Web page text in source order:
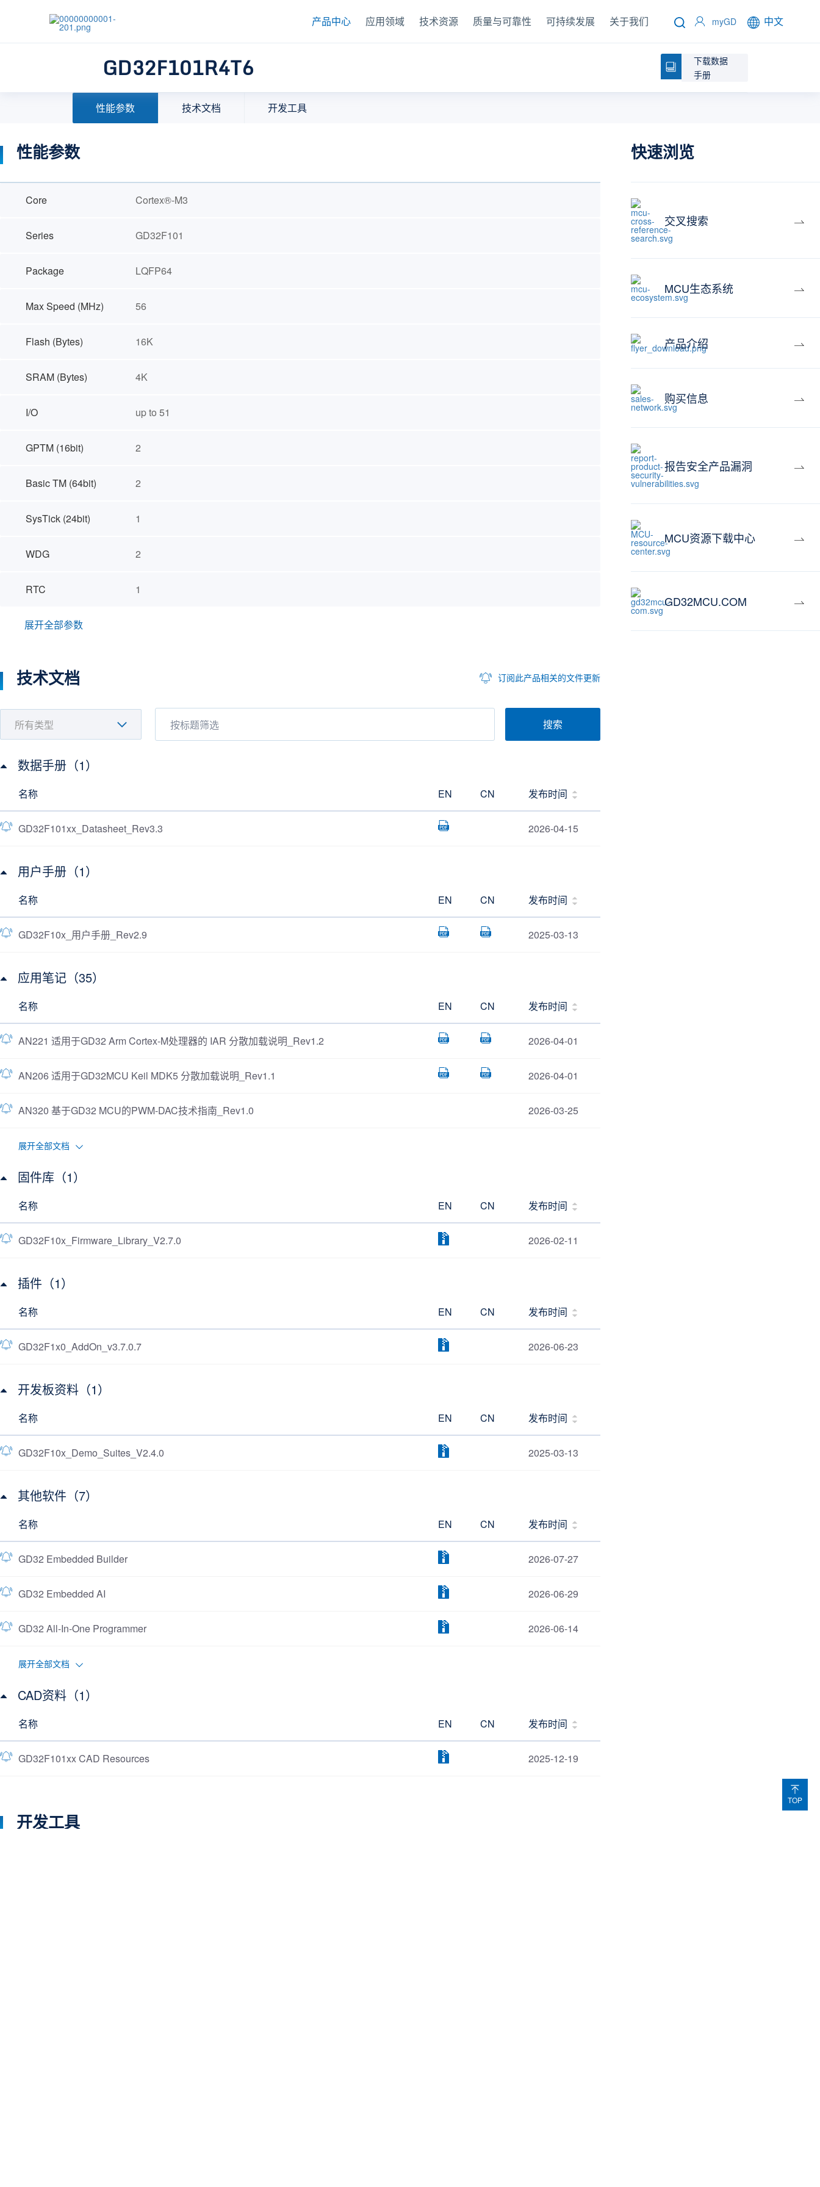
产品中心 应用领域 技术资源 质量与可靠性 可持续发展 关于我们 myGD 中文
GD32F101R4T6
下载数据
手册
性能参数 技术文档 开发工具
首页 >产品中心 >32位微控制器(MCU) >MCU选择器
性能参数
Core Cortex®-M3
Series GD32F101
Package LQFP64
Max Speed (MHz) 56
Flash (Bytes) 16K
SRAM (Bytes) 4K
I/O up to 51
GPTM (16bit) 2
Basic TM (64bit) 2
SysTick (24bit) 1
WDG 2
RTC 1
展开全部参数
技术文档 订阅此产品相关的文件更新
搜索
数据手册（1）
名称 EN CN 发布时间
GD32F101xx_Datasheet_Rev3.3 2026-04-15
用户手册（1）
名称 EN CN 发布时间
GD32F10x_用户手册_Rev2.9 2025-03-13
应用笔记（35）
名称 EN CN 发布时间
AN221 适用于GD32 Arm Cortex-M处理器的 IAR 分散加载说明_Rev1.2 2026-04-01
AN206 适用于GD32MCU Keil MDK5 分散加载说明_Rev1.1 2026-04-01
AN320 基于GD32 MCU的PWM-DAC技术指南_Rev1.0 2026-03-25
展开全部文档
固件库（1）
名称 EN CN 发布时间
GD32F10x_Firmware_Library_V2.7.0 2026-02-11
插件（1）
名称 EN CN 发布时间
GD32F1x0_AddOn_v3.7.0.7 2026-06-23
开发板资料（1）
名称 EN CN 发布时间
GD32F10x_Demo_Suites_V2.4.0 2025-03-13
其他软件（7）
名称 EN CN 发布时间
GD32 Embedded Builder 2026-07-27
GD32 Embedded AI 2026-06-29
GD32 All-In-One Programmer 2026-06-14
展开全部文档
CAD资料（1）
名称 EN CN 发布时间
GD32F101xx CAD Resources 2025-12-19
开发工具
快速浏览
交叉搜索
MCU生态系统
产品介绍
购买信息
报告安全产品漏洞
MCU资源下载中心
GD32MCU.COM
TOP